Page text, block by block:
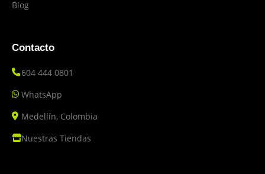
Blog
Contacto
604 444 0801
WhatsApp
Medellín, Colombia
Nuestras Tiendas